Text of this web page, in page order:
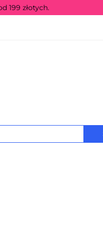
199 złotych.